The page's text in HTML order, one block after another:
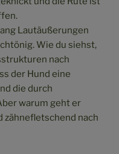
Lautäußerungen
Wie du siehst,
nach
der Hund eine
die durch
warum geht er
zähnefletschend nach